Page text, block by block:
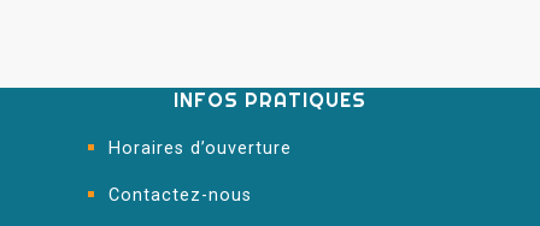
INFOS PRATIQUES
Horaires d’ouverture
Contactez-nous